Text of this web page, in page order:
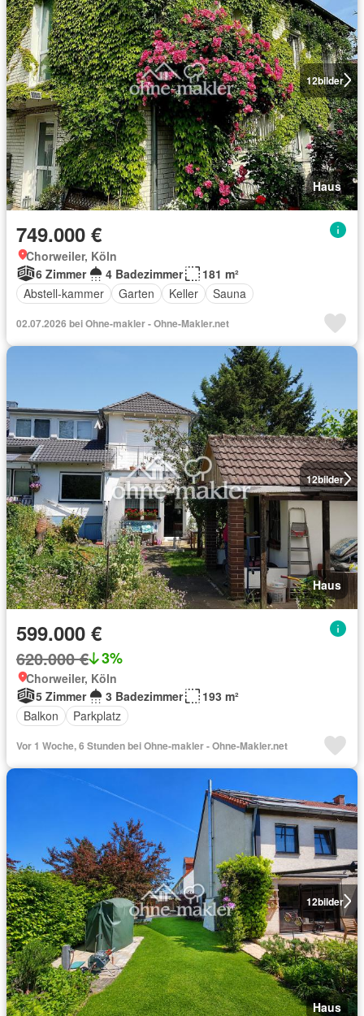
12bilder
Haus
749.000 €
Chorweiler, Köln
6 Zimmer
4 Badezimmer
181 m²
Abstell-kammer
Garten Keller Sauna
02.07.2026 bei Ohne-makler - Ohne-Makler.net
12bilder
Haus
599.000 €
620.000 € 3%
Chorweiler, Köln
5 Zimmer
3 Badezimmer
193 m²
Balkon
Parkplatz
Vor 1 Woche, 6 Stunden bei Ohne-makler - Ohne-Makler.net
12bilder
Haus